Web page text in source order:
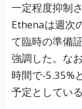
一定程度抑制さ
Ethenaは週次
て臨時の準備
強調した。な
時間で-5.35%
予定としている